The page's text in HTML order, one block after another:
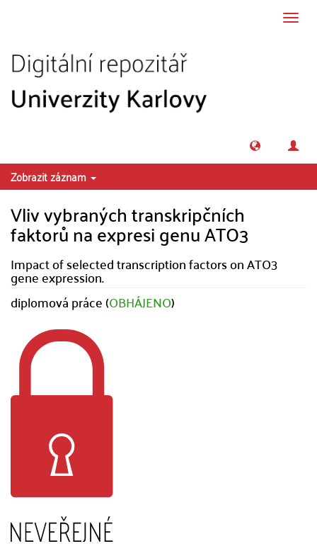
Zobrazit záznam
Vliv vybraných transkripčních
faktorů na expresi genu ATO3
Impact of selected transcription factors on ATO3
gene expression.
diplomová práce (OBHÁJENO)